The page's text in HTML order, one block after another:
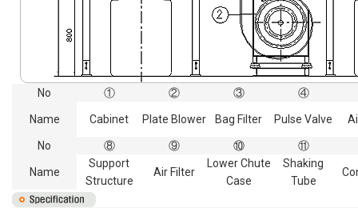
No ① ② ③ ④
Name Cabinet Plate Blower Bag Filter Pulse Valve
No ⑧ ⑨ ⑩ ⑪
Name
Support
Structure
Air Filter
Lower Chute
Case
Shaking
Tube